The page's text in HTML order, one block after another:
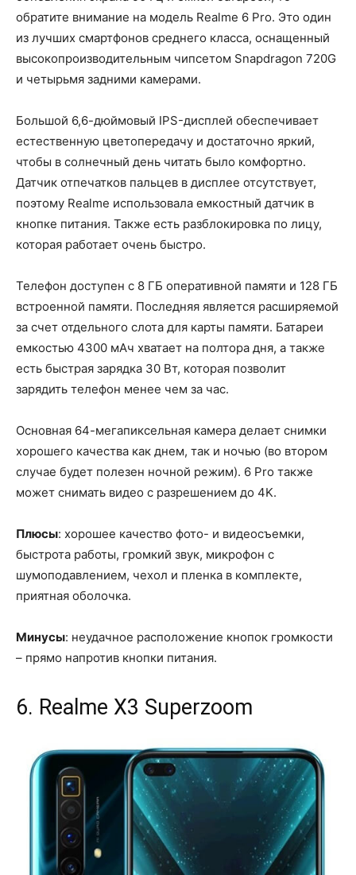
обратите внимание на модель Realme 6 Pro. Это один
из лучших смартфонов среднего класса, оснащенный
высокопроизводительным чипсетом Snapdragon 720G
и четырьмя задними камерами.
Большой 6,6-дюймовый IPS-дисплей обеспечивает
естественную цветопередачу и достаточно яркий,
чтобы в солнечный день читать было комфортно.
Датчик отпечатков пальцев в дисплее отсутствует,
поэтому Realme использовала емкостный датчик в
кнопке питания. Также есть разблокировка по лицу,
которая работает очень быстро.
Телефон доступен с 8 ГБ оперативной памяти и 128 ГБ
встроенной памяти. Последняя является расширяемой
за счет отдельного слота для карты памяти. Батареи
емкостью 4300 мАч хватает на полтора дня, а также
есть быстрая зарядка 30 Вт, которая позволит
зарядить телефон менее чем за час.
Основная 64-мегапиксельная камера делает снимки
хорошего качества как днем, так и ночью (во втором
случае будет полезен ночной режим). 6 Pro также
может снимать видео с разрешением до 4K.
Плюсы: хорошее качество фото- и видеосъемки,
быстрота работы, громкий звук, микрофон с
шумоподавлением, чехол и пленка в комплекте,
приятная оболочка.
Минусы: неудачное расположение кнопок громкости
– прямо напротив кнопки питания.
6. Realme X3 Superzoom